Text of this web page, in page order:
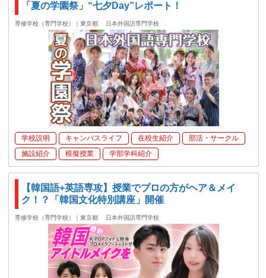
「夏の学園祭」“七夕Day”レポート！
専修学校（専門学校）｜東京都 日本外国語専門学校
学校説明 キャンパスライフ 在校生紹介
部活・サークル
施設紹介
模擬授業 学部学科紹介
【韓国語+英語専攻】授業でプロの方がヘア＆メイ
ク！？「韓国文化特別講座」開催
専修学校（専門学校）｜東京都 日本外国語専門学校